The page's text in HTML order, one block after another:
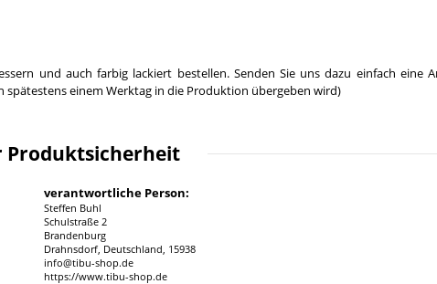
und auch farbig lackiert bestellen. Senden Sie uns dazu einfach eine
spätestens einem Werktag in die Produktion übergeben wird)
Produktsicherheit
verantwortliche Person:
Steffen Buhl
Schulstraße 2
Brandenburg
Drahnsdorf, Deutschland, 15938
info@tibu-shop.de
https://www.tibu-shop.de